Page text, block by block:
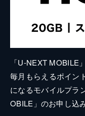
「U-NEXT MOBILE
毎月もらえるポイン
になるモバイルプラ
OBILE」のお申し込